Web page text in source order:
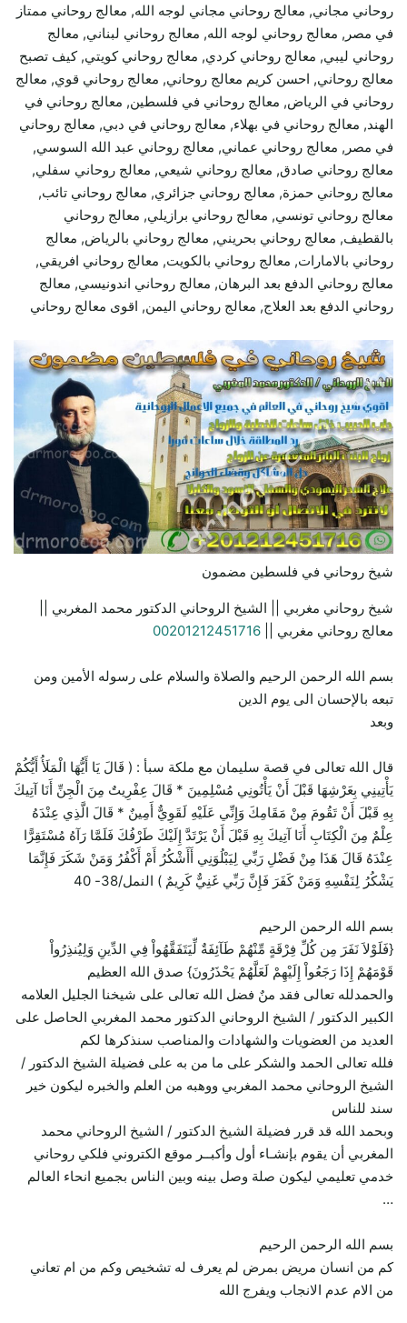
روحاني مجاني, معالج روحاني مجاني لوجه الله, معالج روحاني ممتاز
في مصر, معالج روحاني لوجه الله, معالج روحاني لبناني, معالج
روحاني ليبي, معالج روحاني كردي, معالج روحاني كويتي, كيف تصبح
معالج روحاني, احسن كريم معالج روحاني, معالج روحاني قوي, معالج
روحاني في الرياض, معالج روحاني في فلسطين, معالج روحاني في
الهند, معالج روحاني في بهلاء, معالج روحاني في دبي, معالج روحاني
في مصر, معالج روحاني عماني, معالج روحاني عبد الله السوسي,
معالج روحاني صادق, معالج روحاني شيعي, معالج روحاني سفلي,
معالج روحاني حمزة, معالج روحاني جزائري, معالج روحاني تائب,
معالج روحاني تونسي, معالج روحاني برازيلي, معالج روحاني
بالقطيف, معالج روحاني بحريني, معالج روحاني بالرياض, معالج
روحاني بالامارات, معالج روحاني بالكويت, معالج روحاني افريقي,
معالج روحاني الدفع بعد البرهان, معالج روحاني اندونيسي, معالج
روحاني الدفع بعد العلاج, معالج روحاني اليمن, اقوى معالج روحاني
شيخ روحاني في فلسطين مضمون
شيخ روحاني مغربي || الشيخ الروحاني الدكتور محمد المغربي ||
معالج روحاني مغربي || 00201212451716
بسم الله الرحمن الرحيم والصلاة والسلام على رسوله الأمين ومن
تبعه بالإحسان الى يوم الدين
وبعد
قال الله تعالى في قصة سليمان مع ملكة سبأ : ( قَالَ يَا أَيُّهَا الْمَلَأُ أَيُّكُمْ
يَأْتِينِي بِعَرْشِهَا قَبْلَ أَنْ يَأْتُونِي مُسْلِمِينَ * قَالَ عِفْرِيتٌ مِنَ الْجِنِّ أَنَا آتِيكَ
بِهِ قَبْلَ أَنْ تَقُومَ مِنْ مَقَامِكَ وَإِنِّي عَلَيْهِ لَقَوِيٌّ أَمِينٌ * قَالَ الَّذِي عِنْدَهُ
عِلْمٌ مِنَ الْكِتَابِ أَنَا آتِيكَ بِهِ قَبْلَ أَنْ يَرْتَدَّ إِلَيْكَ طَرْفُكَ فَلَمَّا رَآهُ مُسْتَقِرًّا
عِنْدَهُ قَالَ هَذَا مِنْ فَضْلِ رَبِّي لِيَبْلُوَنِي أَأَشْكُرُ أَمْ أَكْفُرُ وَمَنْ شَكَرَ فَإِنَّمَا
يَشْكُرُ لِنَفْسِهِ وَمَنْ كَفَرَ فَإِنَّ رَبِّي غَنِيٌّ كَرِيمٌ ) النمل/38- 40
بسم الله الرحمن الرحيم
{فَلَوْلاَ نَفَرَ مِن كُلِّ فِرْقَةٍ مِّنْهُمْ طَآئِفَةٌ لِّيَتَفَقَّهُواْ فِي الدِّينِ وَلِيُنذِرُواْ
قَوْمَهُمْ إِذَا رَجَعُواْ إِلَيْهِمْ لَعَلَّهُمْ يَحْذَرُونَ} صدق الله العظيم
والحمدلله تعالى فقد منٌ فضل الله تعالى على شيخنا الجليل العلامه
الكبير الدكتور / الشيخ الروحاني الدكتور محمد المغربي الحاصل على
العديد من العضويات والشهادات والمناصب سنذكرها لكم
فلله تعالى الحمد والشكر على ما من به على فضيلة الشيخ الدكتور /
الشيخ الروحاني محمد المغربي ووهبه من العلم والخبره ليكون خير
سند للناس
وبحمد الله قد قرر فضيلة الشيخ الدكتور / الشيخ الروحاني محمد
المغربي أن يقوم بإنشـاء أول وأكبــر موقع الكتروني فلكي روحاني
خدمي تعليمي ليكون صلة وصل بينه وبين الناس بجميع انحاء العالم
…
بسم الله الرحمن الرحيم
كم من انسان مريض بمرض لم يعرف له تشخيص وكم من ام تعاني
من الام عدم الانجاب ويفرج الله